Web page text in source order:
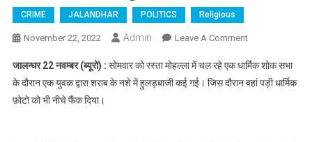
CRIME JALANDHAR POLITICS Religious
November 22, 2022 Admin Leave A CommentOn पार्षद रीटा
विधायक बावा
हैनरी के खासम
जालन्धर 22 नवम्बर (ब्यूरो) : सोमवार को रस्ता मोहल्ला में चल रहे एक धार्मिक शोक सभा
के दौरान एक युवक द्वारा शराब के नशे में हुलड़बाजी कई गई। जिस दौरान वहां पड़ी धार्मिक
फ़ोटो को भी नीचे फैंक दिया।